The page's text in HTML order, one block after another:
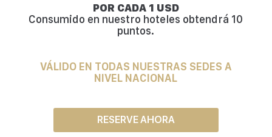
POR CADA 1 USD
Consumido en nuestro hoteles obtendrá 10
puntos.
VÁLIDO EN TODAS NUESTRAS SEDES A
NIVEL NACIONAL
RESERVE AHORA